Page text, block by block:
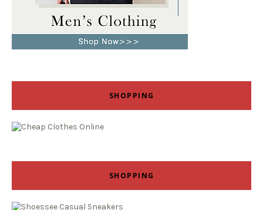
SHOPPING
SHOPPING